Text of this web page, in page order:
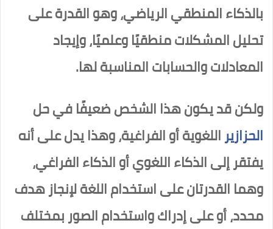
بالذكاء المنطقي الرياضي، وهو القدرة على
تحليل المشكلات منطقيًا وعلميًا، وإيجاد
المعادلات والحسابات المناسبة لها.
ولكن قد يكون هذا الشخص ضعيفًا في حل
الحزازيراللغوية أو الفراغية، وهذا يدل على أنه
يفتقر إلى الذكاء اللغوي أو الذكاء الفراغي،
وهما القدرتان على استخدام اللغة لإنجاز هدف
محدد، أو على إدراك واستخدام الصور بمختلف